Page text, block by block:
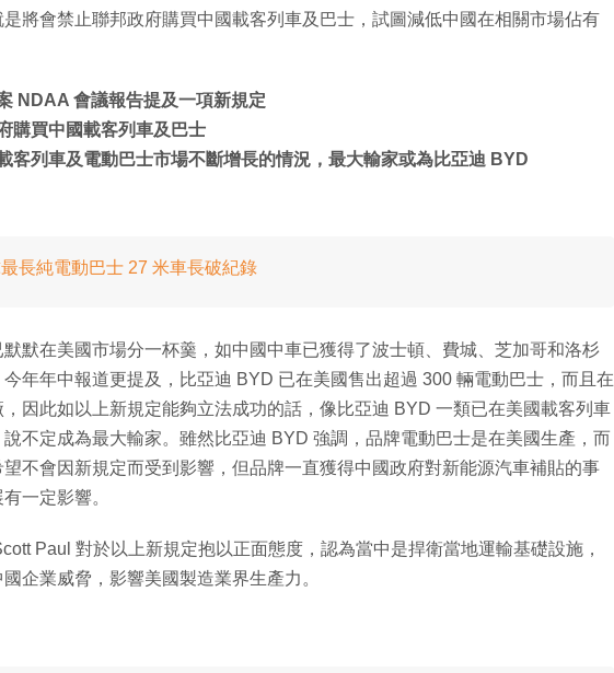
將會禁止聯邦政府購買中國載客列車及巴士，試圖減低中國在相關市場佔有
NDAA 會議報告提及一項新規定
購買中國載客列車及巴士
客列車及電動巴士市場不斷增長的情況，最大輸家或為比亞迪 BYD
長純電動巴士 27 米車長破紀錄
默在美國市場分一杯羹，如中國中車已獲得了波士頓、費城、芝加哥和洛杉
年年中報道更提及，比亞迪 BYD 已在美國售出超過 300 輛電動巴士，而且在
因此如以上新規定能夠立法成功的話，像比亞迪 BYD 一類已在美國載客列車
不定成為最大輸家。雖然比亞迪 BYD 強調，品牌電動巴士是在美國生產，而
不會因新規定而受到影響，但品牌一直獲得中國政府對新能源汽車補貼的事
一定影響。
Paul 對於以上新規定抱以正面態度，認為當中是捍衛當地運輸基礎設施，
企業威脅，影響美國製造業界生產力。